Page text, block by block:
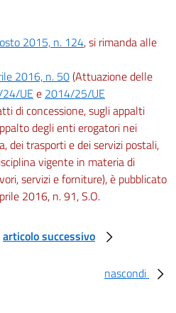
2015, n. 124, si rimanda alle
2016, n. 50(Attuazione delle
UE e 2014/25/UE
di concessione, sugli appalti
degli enti erogatori nei
dei trasporti e dei servizi postali,
vigente in materia di
servizi e forniture), è pubblicato
2016, n. 91, S.O.
articolo successivo
nascondi